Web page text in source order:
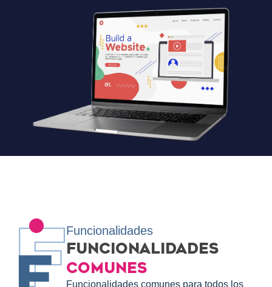
Funcionalidades
FUNCIONALIDADES
COMUNES
Funcionalidades comunes para todos los